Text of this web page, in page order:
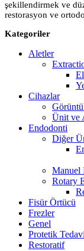
şekillendirmek ve
restorasyon ve
Kategoriler
Aletler
Cihazlar
Ünit ve
Endodonti
Diğer
Manuel
Rotary
Fisür Örtücü
Frezler
Genel
Protetik Tedavi
Restoratif